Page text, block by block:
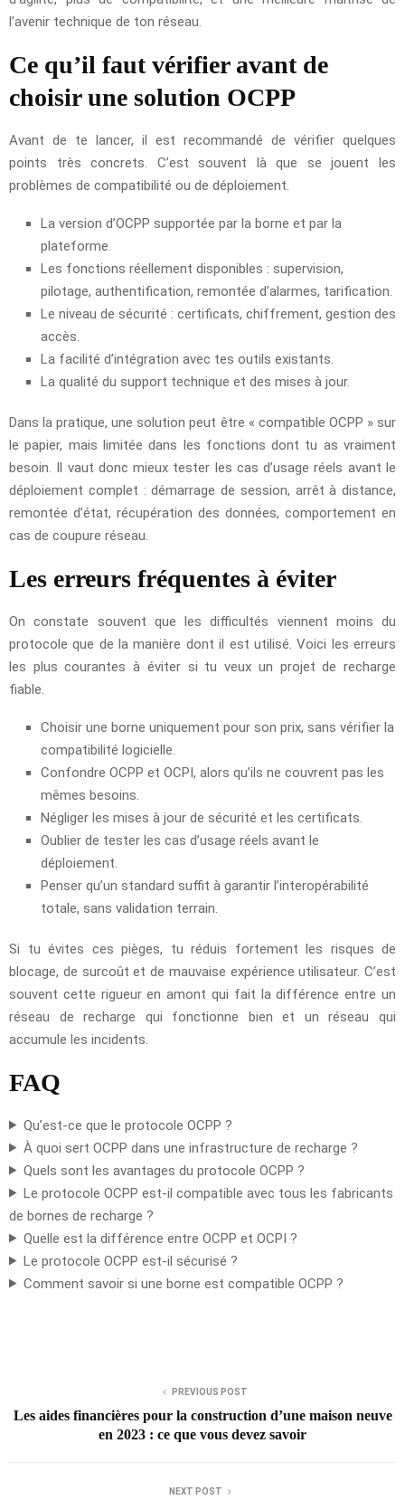
l’avenir technique de ton réseau.
Ce qu’il faut vérifier avant de
choisir une solution OCPP
Avant de te lancer, il est recommandé de vérifier quelques
points très concrets. C’est souvent là que se jouent les
problèmes de compatibilité ou de déploiement.
La version d’OCPP supportée par la borne et par la
plateforme.
Les fonctions réellement disponibles : supervision,
pilotage, authentification, remontée d’alarmes, tarification.
Le niveau de sécurité : certificats, chiffrement, gestion des
accès.
La facilité d’intégration avec tes outils existants.
La qualité du support technique et des mises à jour.
Dans la pratique, une solution peut être « compatible OCPP » sur
le papier, mais limitée dans les fonctions dont tu as vraiment
besoin. Il vaut donc mieux tester les cas d’usage réels avant le
déploiement complet : démarrage de session, arrêt à distance,
remontée d’état, récupération des données, comportement en
cas de coupure réseau.
Les erreurs fréquentes à éviter
On constate souvent que les difficultés viennent moins du
protocole que de la manière dont il est utilisé. Voici les erreurs
les plus courantes à éviter si tu veux un projet de recharge
fiable.
Choisir une borne uniquement pour son prix, sans vérifier la
compatibilité logicielle.
Confondre OCPP et OCPI, alors qu’ils ne couvrent pas les
mêmes besoins.
Négliger les mises à jour de sécurité et les certificats.
Oublier de tester les cas d’usage réels avant le
déploiement.
Penser qu’un standard suffit à garantir l’interopérabilité
totale, sans validation terrain.
Si tu évites ces pièges, tu réduis fortement les risques de
blocage, de surcoût et de mauvaise expérience utilisateur. C’est
souvent cette rigueur en amont qui fait la différence entre un
réseau de recharge qui fonctionne bien et un réseau qui
accumule les incidents.
FAQ
Qu’est-ce que le protocole OCPP ?
À quoi sert OCPP dans une infrastructure de recharge ?
Quels sont les avantages du protocole OCPP ?
Le protocole OCPP est-il compatible avec tous les fabricants
de bornes de recharge ?
Quelle est la différence entre OCPP et OCPI ?
Le protocole OCPP est-il sécurisé ?
Comment savoir si une borne est compatible OCPP ?
PREVIOUS POST
Les aides financières pour la construction d’une maison neuve
en 2023 : ce que vous devez savoir
NEXT POST